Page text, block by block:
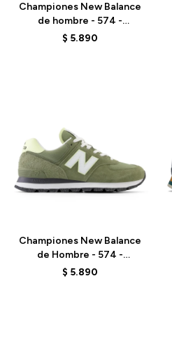
Championes New Balance
de hombre - 574 -
ML574D2G - GREY
$ 5.890
Championes New Balance
de Hombre - 574 -
ML574DBO - DEEP OLIVE
$ 5.890